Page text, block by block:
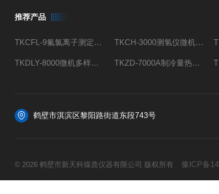
推荐产品
TKCFL-9氟氯离子测定仪自动煤质检测 TKCH-3000测氢仪微机氢元素测定煤质检测
TKDLY-8000微机多样测硫仪自动定硫仪化验室硫含量测定 TKZD-7000A制冷量热仪自动升降热值仪煤质检测
鹤壁市淇滨区黎阳路街道东段743号
© 2026 鹤壁市新天科煤质仪器有限公司 版权所有 豫ICP备